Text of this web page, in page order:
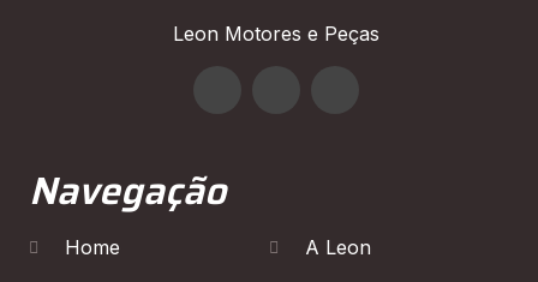
Leon Motores e Peças
Navegação
Home A Leon